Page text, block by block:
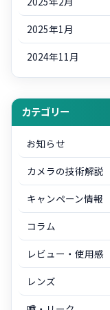
2025年1月
2024年11月
カテゴリー
お知らせ
カメラの技術解説
キャンペーン情報
コラム
レビュー・使用感
レンズ